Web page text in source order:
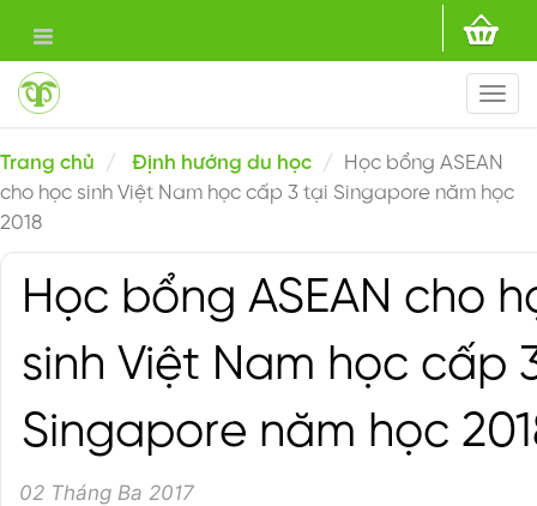
Trang chủ Định hướng du học
Học bổng ASEAN
cho học sinh Việt Nam học cấp 3 tại Singapore năm học
2018
Học bổng ASEAN cho
sinh Việt Nam học cấp
Singapore năm học
02 Tháng Ba 2017